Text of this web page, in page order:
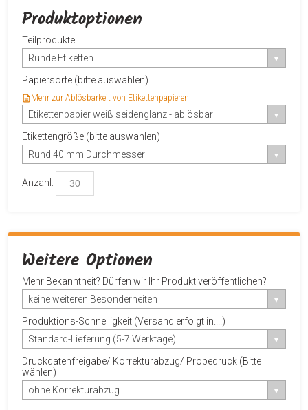
Produktoptionen
Teilprodukte
Runde Etiketten
Papiersorte (bitte auswählen)
Mehr zur Ablösbarkeit von Etikettenpapieren
Etikettenpapier weiß seidenglanz - ablösbar
Etikettengröße (bitte auswählen)
Rund 40 mm Durchmesser
Anzahl:
Weitere Optionen
Mehr Bekanntheit? Dürfen wir Ihr Produkt veröffentlichen?
keine weiteren Besonderheiten
Produktions-Schnelligkeit (Versand erfolgt in....)
Standard-Lieferung (5-7 Werktage)
Druckdatenfreigabe/ Korrekturabzug/ Probedruck (Bitte
wählen)
ohne Korrekturabzug